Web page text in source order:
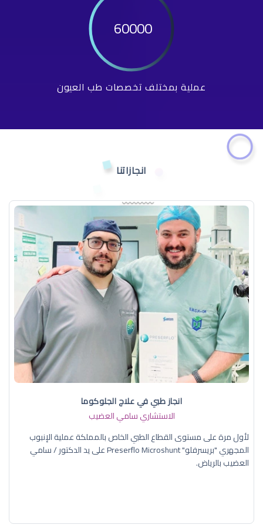
60000
عملية بمختلف تخصصات طب العيون
انجازاتنا
انجاز طبي في علاج الجلوكوما
الاستشاري سامي العضيب
لأول مرة على مستوى القطاع الطبي الخاص بالمملكة عملية الإنبوب
المجهري "بريسرفلو" Preserflo Microshunt على يد الدكتور / سامي
العضيب بالرياض.